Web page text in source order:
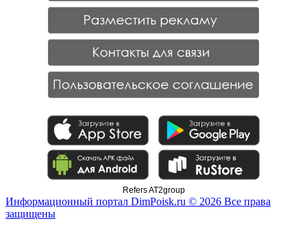
Refers AT2group
Информационный портал DimPoisk.ru © 2026 Все права
защищены